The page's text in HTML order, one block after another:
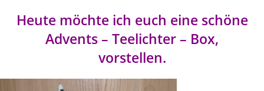
Heute möchte ich euch eine schöne
Advents – Teelichter – Box,
vorstellen.